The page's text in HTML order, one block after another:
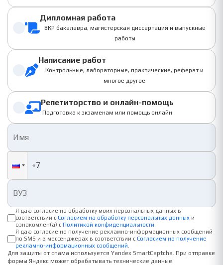
Дипломная работа
ВКР бакалавра, магистерская диссертация и выпускные
работы
Написание работ
Контрольные, лабораторные, практические, реферат и
многое другое
Репетиторство и онлайн-помощь
Подготовка к экзаменам или помощь онлайн
Я даю согласие на обработку моих персональных данных в
соответствии с Согласием на обработку персональных данных и
ознакомлен(а) с Политикой конфиденциальности
Я даю согласие на получение рекламно-информационных сообщений
по SMS и в мессенджерах в соответствии с Согласием на получение
рекламно-информационных сообщений
Для защиты от спама используется Yandex SmartCaptcha. При отправке
формы Яндекс может обрабатывать технические данные.